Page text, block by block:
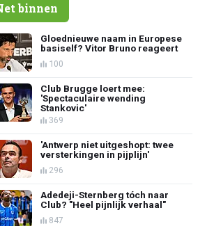
binnen
Gloednieuwe naam in Europese
basiself? Vitor Bruno reageert
100
Club Brugge loert mee:
'Spectaculaire wending
Stankovic'
369
'Antwerp niet uitgeshopt: twee
versterkingen in pijplijn'
296
Adedeji-Sternberg tóch naar
Club? "Heel pijnlijk verhaal"
847